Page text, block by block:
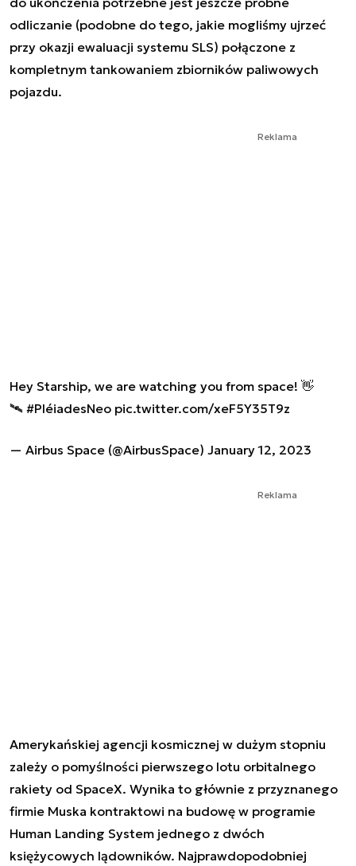
odliczanie (podobne do tego, jakie mogliśmy ujrzeć
przy okazji ewaluacji systemu SLS) połączone z
kompletnym tankowaniem zbiorników paliwowych
pojazdu.
Reklama
Hey Starship, we are watching you from space! 👋
🛰 #PléiadesNeo pic.twitter.com/xeF5Y35T9z
— Airbus Space (@AirbusSpace) January 12, 2023
Reklama
Amerykańskiej agencji kosmicznej w dużym stopniu
zależy o pomyślności pierwszego lotu orbitalnego
rakiety od SpaceX. Wynika to głównie z przyznanego
firmie Muska kontraktowi na budowę w programie
Human Landing System jednego z dwóch
księżycowych lądowników. Najprawdopodobniej